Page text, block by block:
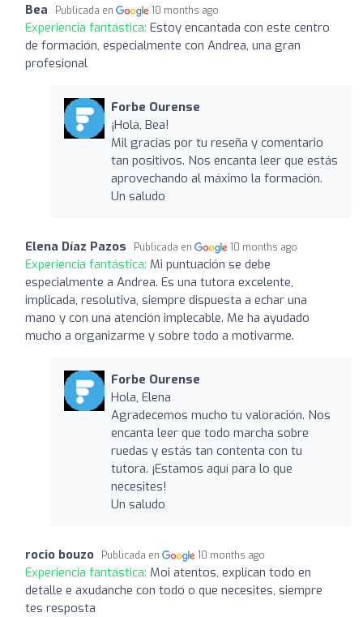
Bea Publicada en 10 months ago
Experiencia fantástica: Estoy encantada con este centro
de formación, especialmente con Andrea, una gran
profesional
Forbe Ourense
¡Hola, Bea!
Mil gracias por tu reseña y comentario
tan positivos. Nos encanta leer que estás
aprovechando al máximo la formación.
Un saludo
Elena Díaz Pazos Publicada en 10 months ago
Experiencia fantástica: Mi puntuación se debe
especialmente a Andrea. Es una tutora excelente,
implicada, resolutiva, siempre dispuesta a echar una
mano y con una atención implecable. Me ha ayudado
mucho a organizarme y sobre todo a motivarme.
Forbe Ourense
Hola, Elena
Agradecemos mucho tu valoración. Nos
encanta leer que todo marcha sobre
ruedas y estás tan contenta con tu
tutora. ¡Estamos aquí para lo que
necesites!
Un saludo
rocio bouzo Publicada en 10 months ago
Experiencia fantástica: Moi atentos, explican todo en
detalle e axudanche con todo o que necesites, siempre
tes resposta